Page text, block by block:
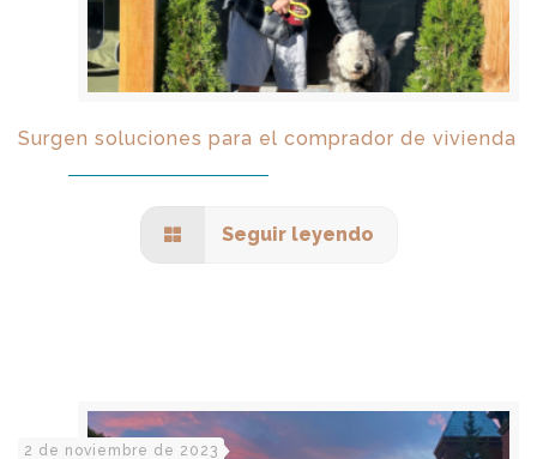
Surgen soluciones para el comprador de vivienda
Seguir leyendo
2 de noviembre de 2023